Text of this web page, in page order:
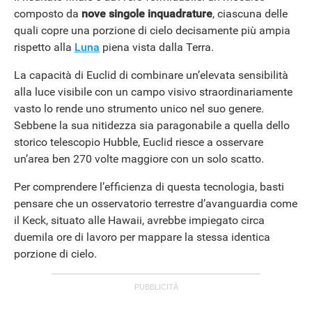
composto da nove singole inquadrature, ciascuna delle
quali copre una porzione di cielo decisamente più ampia
rispetto alla Luna piena vista dalla Terra.
La capacità di Euclid di combinare un’elevata sensibilità
alla luce visibile con un campo visivo straordinariamente
vasto lo rende uno strumento unico nel suo genere.
Sebbene la sua nitidezza sia paragonabile a quella dello
storico telescopio Hubble, Euclid riesce a osservare
un’area ben 270 volte maggiore con un solo scatto.
Per comprendere l’efficienza di questa tecnologia, basti
pensare che un osservatorio terrestre d’avanguardia come
il Keck, situato alle Hawaii, avrebbe impiegato circa
duemila ore di lavoro per mappare la stessa identica
porzione di cielo.